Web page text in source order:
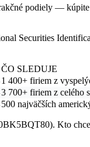
podiely —
Securities
ČO SLEDUJE
1 400+ firiem z
3 700+ firiem z celého
500 najväčších
Kto